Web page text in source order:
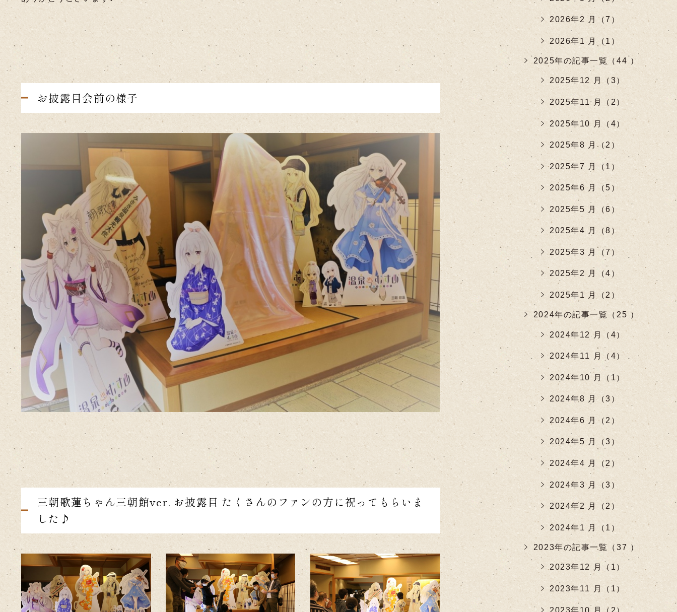
お披露目会前の様子
三朝歌蓮ちゃん三朝館ver. お披露目 たくさんのファンの方に祝ってもらいま
した♪
2026年2 月（7）
2026年1 月（1）
2025年の記事一覧（44 ）
2025年12 月（3）
2025年11 月（2）
2025年10 月（4）
2025年8 月（2）
2025年7 月（1）
2025年6 月（5）
2025年5 月（6）
2025年4 月（8）
2025年3 月（7）
2025年2 月（4）
2025年1 月（2）
2024年の記事一覧（25 ）
2024年12 月（4）
2024年11 月（4）
2024年10 月（1）
2024年8 月（3）
2024年6 月（2）
2024年5 月（3）
2024年4 月（2）
2024年3 月（3）
2024年2 月（2）
2024年1 月（1）
2023年の記事一覧（37 ）
2023年12 月（1）
2023年11 月（1）
2023年10 月（2）